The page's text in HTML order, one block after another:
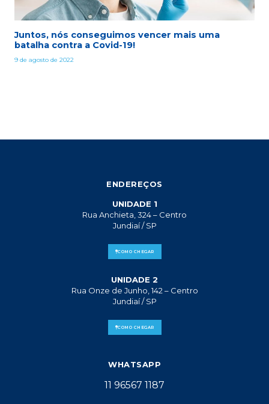
Juntos, nós conseguimos vencer mais uma
batalha contra a Covid-19!
9 de agosto de 2022
ENDEREÇOS
UNIDADE 1
Rua Anchieta, 324 – Centro
Jundiaí / SP
COMO CHEGAR
UNIDADE 2
Rua Onze de Junho, 142 – Centro
Jundiaí / SP
COMO CHEGAR
WHATSAPP
11 96567 1187